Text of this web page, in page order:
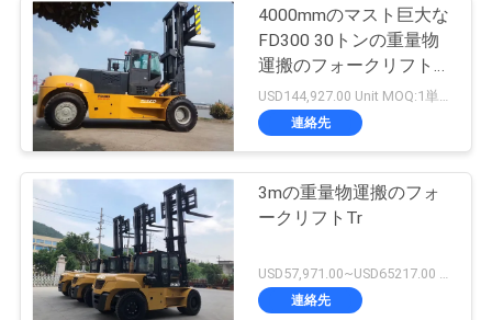
4000mmのマスト巨大な
FD300 30トンの重量物
運搬のフォークリフト装
置
USD144,927.00 Unit MOQ:1単位
連絡先
3mの重量物運搬のフォ
ークリフトTr
USD57,971.00~USD65217.00 unit MOQ:1単位
連絡先